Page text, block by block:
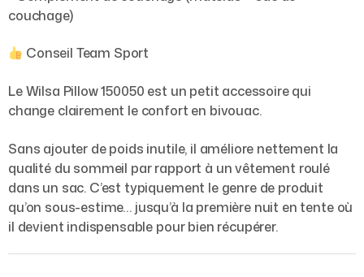
couchage)
Conseil Team Sport
Le Wilsa Pillow 150050 est un petit accessoire qui
change clairement le confort en bivouac.
Sans ajouter de poids inutile, il améliore nettement la
qualité du sommeil par rapport à un vêtement roulé
dans un sac. C’est typiquement le genre de produit
qu’on sous-estime… jusqu’à la première nuit en tente où
il devient indispensable pour bien récupérer.